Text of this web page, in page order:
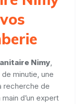
Nimy
minutie, une
recherche de
d’un expert